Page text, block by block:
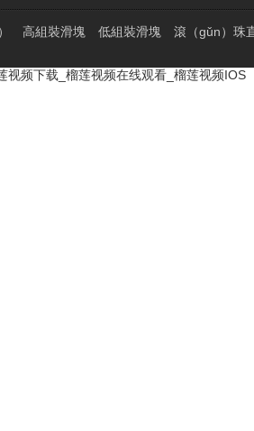
高組裝滑塊 低組裝滑塊 滾（gǔn）珠
视频下载_榴莲视频在线观看_榴莲视频IOS